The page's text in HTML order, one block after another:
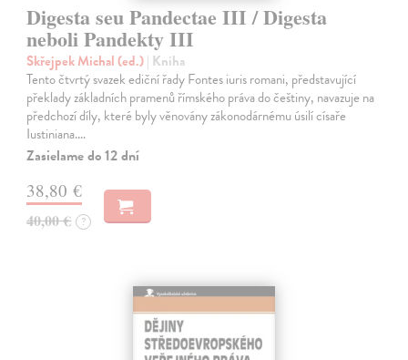
Digesta seu Pandectae III / Digesta
neboli Pandekty III
Skřejpek Michal (ed.)| Kniha
Tento čtvrtý svazek ediční řady Fontes iuris romani, představující
překlady základních pramenů římského práva do češtiny, navazuje na
předchozí díly, které byly věnovány zákonodárnému úsilí císaře
Iustiniana.…
Zasielame do 12 dní
38,80 €
40,00 € ?